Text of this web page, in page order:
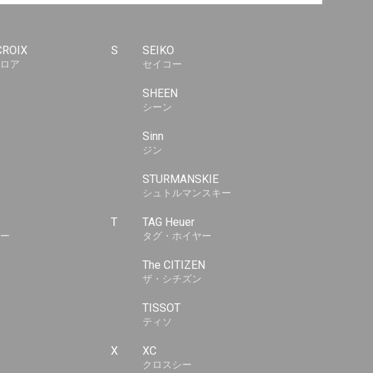
ア
S SEIKO
セイコー
SHEEN
シーン
Sinn
ジン
STURMANSKIE
シュトルマンスキー
T TAG Heuer
タグ・ホイヤー
The CITIZEN
ザ・シチズン
TISSOT
ティソ
X XC
クロスシー